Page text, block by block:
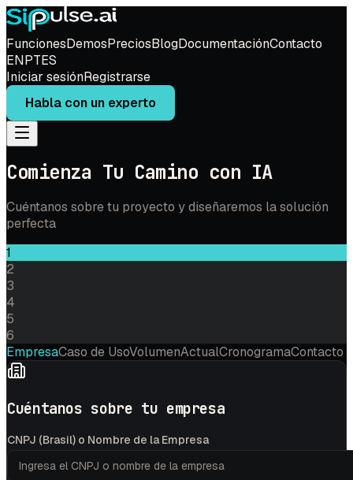
FuncionesDemosPreciosBlogDocumentaciónContacto
ENPTES
Iniciar sesiónRegistrarse
Habla con un experto
Comienza Tu Camino con IA
Cuéntanos sobre tu proyecto y diseñaremos la solución
perfecta
1
2
3
4
5
6
EmpresaCaso de UsoVolumenActualCronogramaContacto
Cuéntanos sobre tu empresa
CNPJ (Brasil) o Nombre de la Empresa